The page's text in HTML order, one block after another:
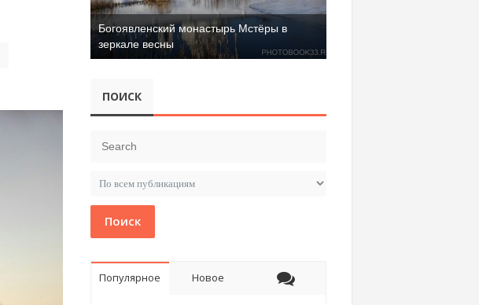
Богоявленский монастырь Мстёры в
зеркале весны
ПОИСК
Поиск
Популярное Новое